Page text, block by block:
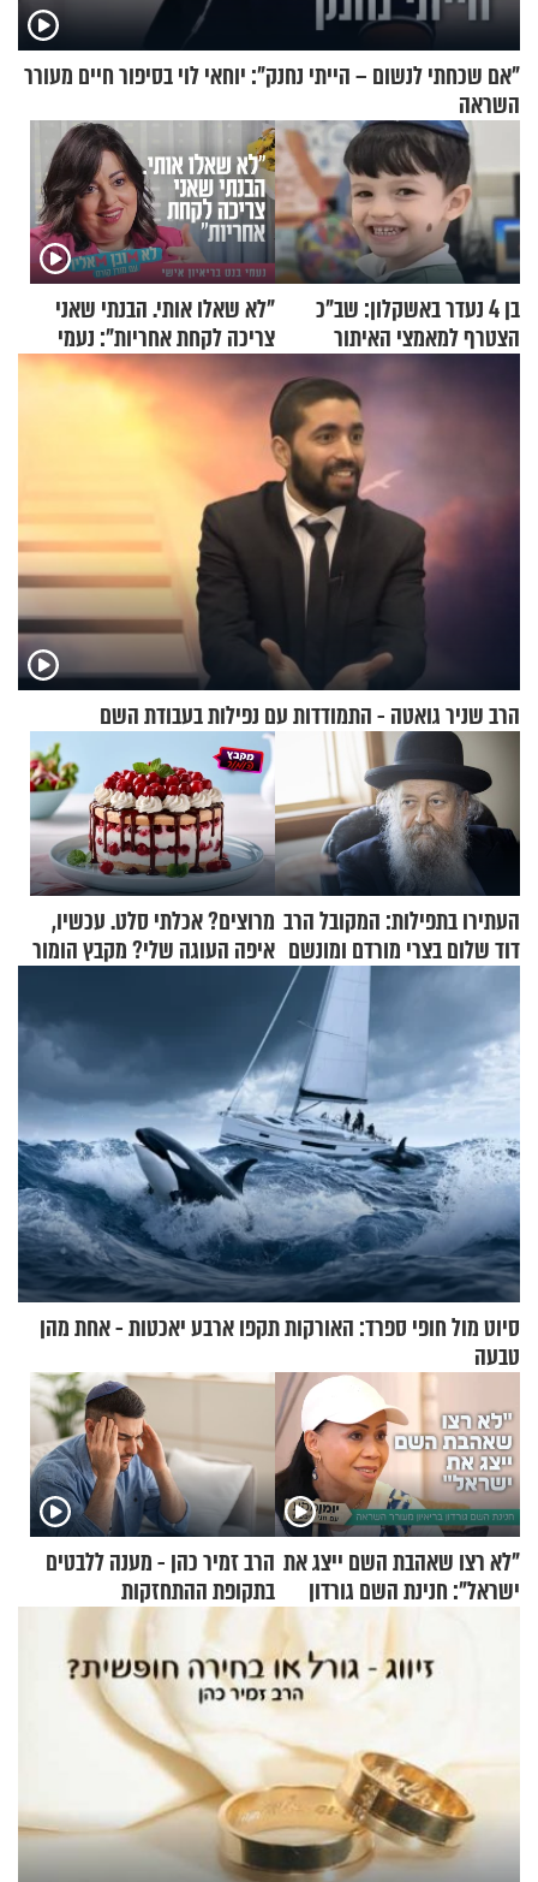
"אם שכחתי לנשום – הייתי נחנק": יוחאי לוי בסיפור חיים מעורר
השראה
בן 4 נעדר באשקלון: שב"כ
הצטרף למאמצי האיתור
"לא שאלו אותי. הבנתי שאני
צריכה לקחת אחריות": נעמי
בנט בריאיון אישי
הרב שניר גואטה - התמודדות עם נפילות בעבודת השם
העתירו בתפילות: המקובל הרב
דוד שלום בצרי מורדם ומונשם
מרוצים? אכלתי סלט. עכשיו,
איפה העוגה שלי? מקבץ הומור
סיוט מול חופי ספרד: האורקות תקפו ארבע יאכטות - אחת מהן
טבעה
"לא רצו שאהבת השם ייצג את
ישראל": חנינת השם גורדון
בריאיון מעורר השראה
הרב זמיר כהן - מענה ללבטים
בתקופת ההתחזקות